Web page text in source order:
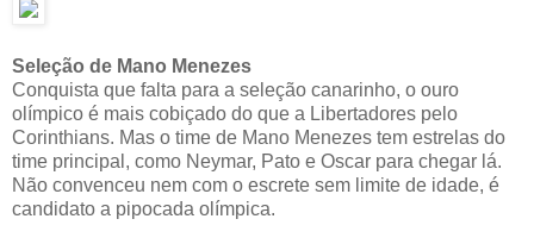
Seleção de Mano Menezes
Conquista que falta para a seleção canarinho, o ouro
olímpico é mais cobiçado do que a Libertadores pelo
Corinthians. Mas o time de Mano Menezes tem estrelas do
time principal, como Neymar, Pato e Oscar para chegar lá.
Não convenceu nem com o escrete sem limite de idade, é
candidato a pipocada olímpica.